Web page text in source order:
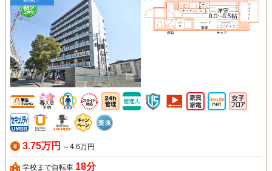
3.75万円 ～4.6万円
学校まで自転車 18分